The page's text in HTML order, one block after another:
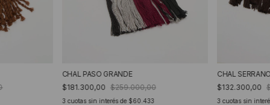
CHAL PASO GRANDE
$181.300,00 $259.000,00
3 cuotas sin interés de $60.433
CHAL
$132.300,00
3cuotas sin